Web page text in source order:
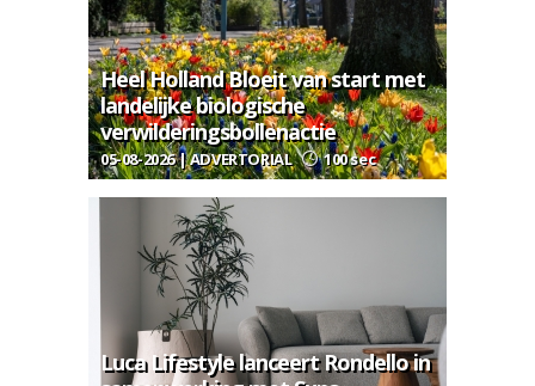
Heel Holland Bloeit van start met
landelijke biologische
verwilderingsbollenactie
05-08-2026 | ADVERTORIAL 100 sec
Luca Lifestyle lanceert Rondello in